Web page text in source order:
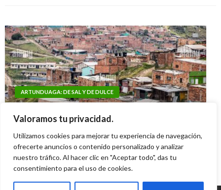
Valoramos tu privacidad.
Utilizamos cookies para mejorar tu experiencia de navegación,
ofrecerte anuncios o contenido personalizado y analizar
nuestro tráfico. Al hacer clic en "Aceptar todo", das tu
consentimiento para el uso de cookies.
ARTUNDUAGA: DE SAL Y DE DULCE
pobreza si la Nación las desprotege
Giovanni Alarcón M. jueves febrero 6, 2025
ARTUNDUAGA: DE SAL Y DE DULCE
Encuesta Santa Fe: Hernández Bonet el
Ariel Cabrera viernes febrero 13, 2009